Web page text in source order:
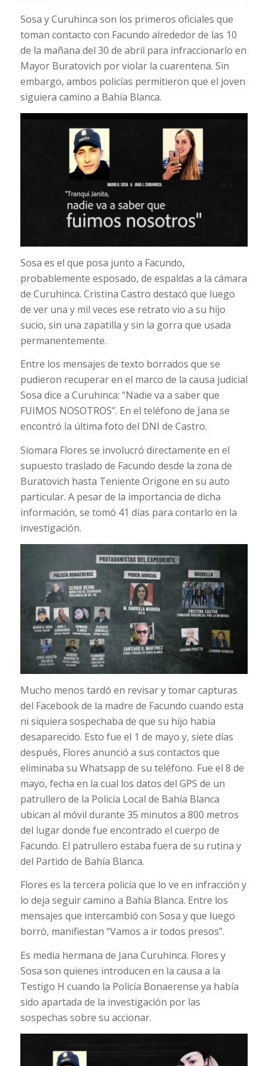
Sosa y Curuhinca son los primeros oficiales que
toman contacto con Facundo alrededor de las 10
de la mañana del 30 de abril para infraccionarlo en
Mayor Buratovich por violar la cuarentena. Sin
embargo, ambos policías permitieron que el joven
siguiera camino a Bahía Blanca.
Sosa es el que posa junto a Facundo,
probablemente esposado, de espaldas a la cámara
de Curuhinca. Cristina Castro destacó que luego
de ver una y mil veces ese retrato vio a su hijo
sucio, sin una zapatilla y sin la gorra que usada
permanentemente.
Entre los mensajes de texto borrados que se
pudieron recuperar en el marco de la causa judicial
Sosa dice a Curuhinca: “Nadie va a saber que
FUIMOS NOSOTROS”. En el teléfono de Jana se
encontró la última foto del DNI de Castro.
Siomara Flores se involucró directamente en el
supuesto traslado de Facundo desde la zona de
Buratovich hasta Teniente Origone en su auto
particular. A pesar de la importancia de dicha
información, se tomó 41 días para contarlo en la
investigación.
Mucho menos tardó en revisar y tomar capturas
del Facebook de la madre de Facundo cuando esta
ni siquiera sospechaba de que su hijo había
desaparecido. Esto fue el 1 de mayo y, siete días
después, Flores anunció a sus contactos que
eliminaba su Whatsapp de su teléfono. Fue el 8 de
mayo, fecha en la cual los datos del GPS de un
patrullero de la Policía Local de Bahía Blanca
ubican al móvil durante 35 minutos a 800 metros
del lugar donde fue encontrado el cuerpo de
Facundo. El patrullero estaba fuera de su rutina y
del Partido de Bahía Blanca.
Flores es la tercera policía que lo ve en infracción y
lo deja seguir camino a Bahía Blanca. Entre los
mensajes que intercambió con Sosa y que luego
borró, manifiestan “Vamos a ir todos presos”.
Es media hermana de Jana Curuhinca. Flores y
Sosa son quienes introducen en la causa a la
Testigo H cuando la Policía Bonaerense ya había
sido apartada de la investigación por las
sospechas sobre su accionar.